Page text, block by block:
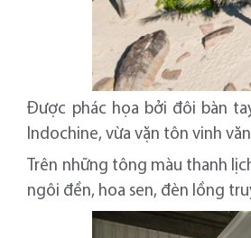
Được phác họa bởi đôi bàn
Indochine, vừa vặn tôn vinh
Trên những tông màu thanh
ngôi đền, hoa sen, đèn lồng